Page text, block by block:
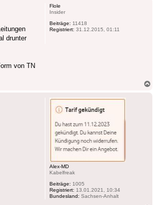
Flole
Insider
Beiträge: 11418
Registriert: 31.12.2015, 01:11
drunter
von TN
Alex-MD
Kabelfreak
Beiträge: 1005
Registriert: 13.01.2021, 10:34
Bundesland: Sachsen-Anhalt